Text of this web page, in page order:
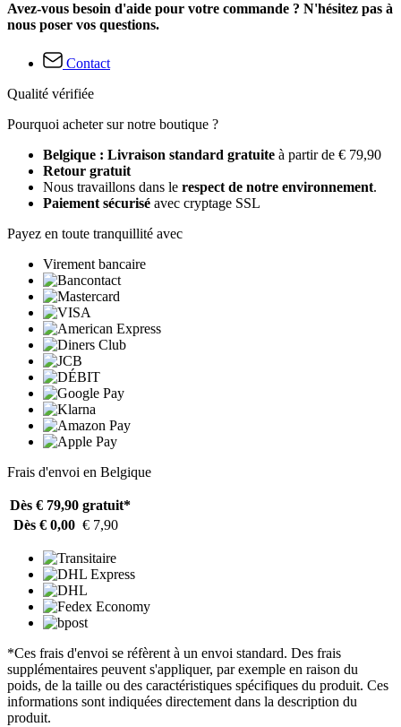
Avez-vous besoin d'aide pour votre commande ? N'hésitez pas à
nous poser vos questions.
Contact
Qualité vérifiée
Pourquoi acheter sur notre boutique ?
Belgique : Livraison standard gratuite à partir de € 79,90
Retour gratuit
Nous travaillons dans le respect de notre environnement.
Paiement sécurisé avec cryptage SSL
Payez en toute tranquillité avec
Virement bancaire
Frais d'envoi en Belgique
Dès € 79,90 gratuit*
Dès € 0,00 € 7,90
*Ces frais d'envoi se réfèrent à un envoi standard. Des frais
supplémentaires peuvent s'appliquer, par exemple en raison du
poids, de la taille ou des caractéristiques spécifiques du produit. Ces
informations sont indiquées directement dans la description du
produit.